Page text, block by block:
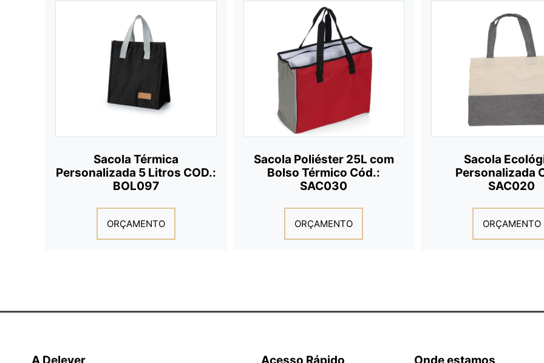
Sacola Térmica
Personalizada 5 Litros COD.:
BOL097
ORÇAMENTO
Sacola Poliéster 25L com
Bolso Térmico Cód.:
SAC030
ORÇAMENTO
Sacola
Personalizada
SAC020
ORÇAMENTO